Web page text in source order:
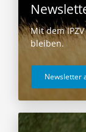
Mit dem
bleiben.
Newsletter